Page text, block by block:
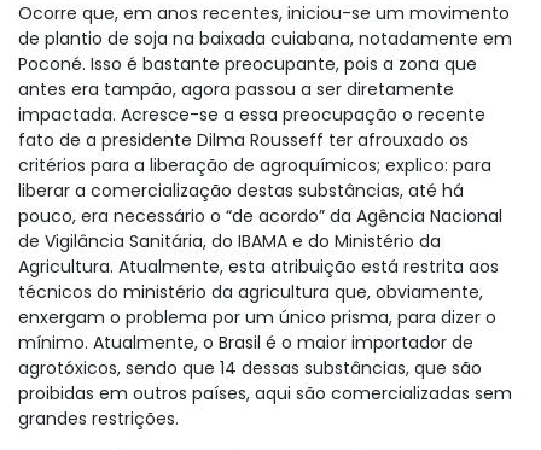
Ocorre que, em anos recentes, iniciou-se um movimento
de plantio de soja na baixada cuiabana, notadamente em
Poconé. Isso é bastante preocupante, pois a zona que
antes era tampão, agora passou a ser diretamente
impactada. Acresce-se a essa preocupação o recente
fato de a presidente Dilma Rousseff ter afrouxado os
critérios para a liberação de agroquímicos; explico: para
liberar a comercialização destas substâncias, até há
pouco, era necessário o “de acordo” da Agência Nacional
de Vigilância Sanitária, do IBAMA e do Ministério da
Agricultura. Atualmente, esta atribuição está restrita aos
técnicos do ministério da agricultura que, obviamente,
enxergam o problema por um único prisma, para dizer o
mínimo. Atualmente, o Brasil é o maior importador de
agrotóxicos, sendo que 14 dessas substâncias, que são
proibidas em outros países, aqui são comercializadas sem
grandes restrições.